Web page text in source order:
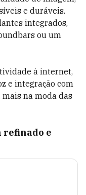
e duráveis.
integrados,
ou um
à internet,
e integração com
na moda das
refinado e